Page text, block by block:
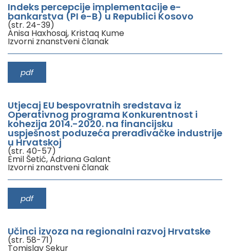
Indeks percepcije implementacije e-
bankarstva (PI e-B) u Republici Kosovo
(str. 24-39)
Anisa Haxhosaj, Kristaq Kume
Izvorni znanstveni članak
pdf
Utjecaj EU bespovratnih sredstava iz
Operativnog programa Konkurentnost i
kohezija 2014.-2020. na financijsku
uspješnost poduzeća prerađivačke industrije
u Hrvatskoj
(str. 40-57)
Emil Šetić, Adriana Galant
Izvorni znanstveni članak
pdf
Učinci izvoza na regionalni razvoj Hrvatske
(str. 58-71)
Tomislav Sekur